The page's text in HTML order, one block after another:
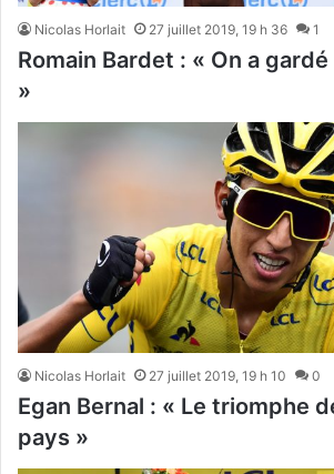
Nicolas Horlait 27 juillet 2019, 19 h 36 1
Romain Bardet : « On a
»
Nicolas Horlait 27 juillet 2019, 19 h 10 0
Egan Bernal : « Le triomphe
pays »